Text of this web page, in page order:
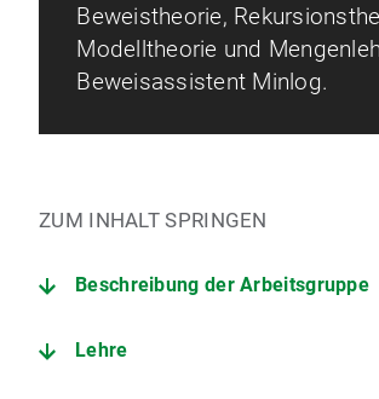
Beweistheorie,
Modelltheorie und
Beweisassistent Minlog.
ZUM INHALT SPRINGEN
Beschreibung der Arbeitsgruppe
Lehre